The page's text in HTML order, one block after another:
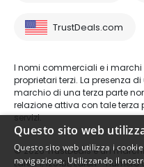
TrustDeals.com
I nomi commerciali e i marchi
proprietari terzi. La presenza
marchio di una terza parte
relazione attiva con tale terza
servizi.
© 2026 TrustDeals è un
Laren 1, 1251BL, Laren -
Questo sito web
Questo sito web utilizza i
navigazione. Utilizzando il